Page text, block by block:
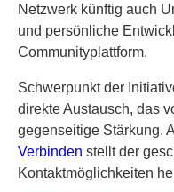
Netzwerk künftig auch
und persönliche
Community­plattform.
Schwerpunkt der
direkte Austausch, das
gegenseitige Stärkung.
Verbinden stellt der
Kontaktmöglichkeiten